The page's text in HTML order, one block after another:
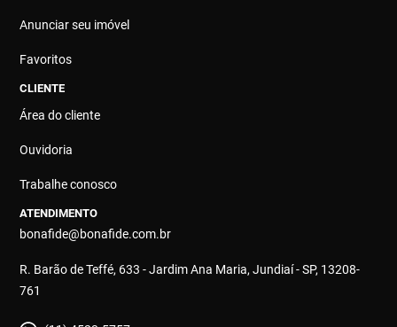
Anunciar seu imóvel
Favoritos
CLIENTE
Área do cliente
Ouvidoria
Trabalhe conosco
ATENDIMENTO
bonafide@bonafide.com.br
R. Barão de Teffé, 633 - Jardim Ana Maria, Jundiaí - SP, 13208-
761